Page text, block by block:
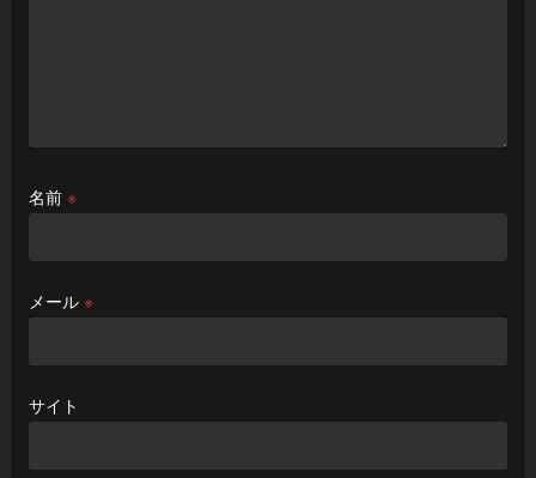
名前 ※
メール ※
サイト